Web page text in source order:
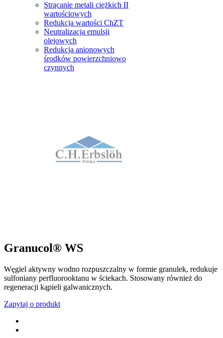
Strącanie metali ciężkich II
wartościowych
Redukcja wartości ChZT
Neutralizacja emulsji
olejowych
Redukcja anionowych
środków powierzchniowo
czynnych
Granucol® WS
Węgiel aktywny wodno rozpuszczalny w formie granulek, redukuje
sulfoniany perfluorooktanu w ściekach. Stosowany również do
regeneracji kąpieli galwanicznych.
Zapytaj o produkt